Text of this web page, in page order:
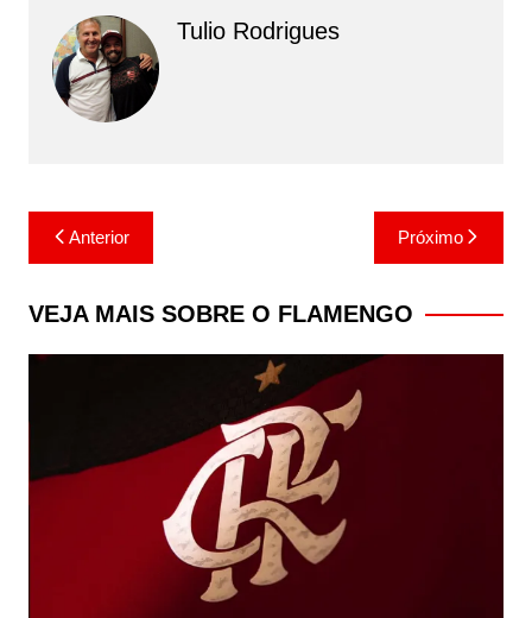
Tulio Rodrigues
Navegação
de
Post
Anterior Próximo
VEJA MAIS SOBRE O FLAMENGO